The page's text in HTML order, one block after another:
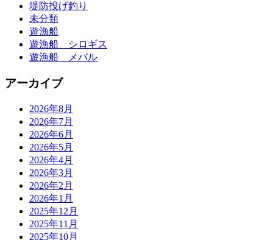
堤防投げ釣り
未分類
遊漁船
遊漁船 シロギス
遊漁船 メバル
アーカイブ
2026年8月
2026年7月
2026年6月
2026年5月
2026年4月
2026年3月
2026年2月
2026年1月
2025年12月
2025年11月
2025年10月